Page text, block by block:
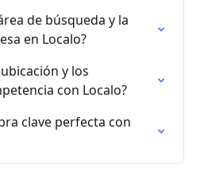
de búsqueda y la
en Localo?
y los
con Localo?
clave perfecta con